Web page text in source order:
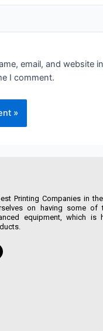
email, and website
I comment.
Printing Companies in
on having some of
equipment, which